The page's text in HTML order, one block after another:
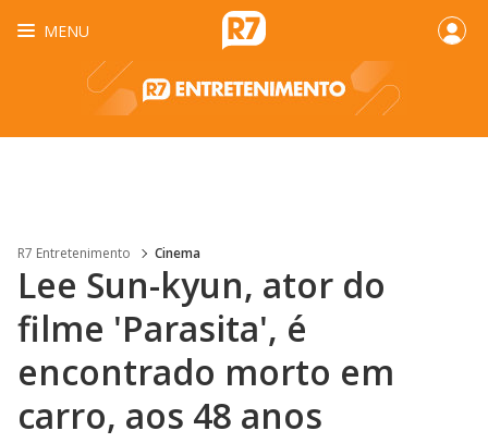
MENU
R7 Entretenimento Cinema
Lee Sun-kyun, ator do
filme 'Parasita', é
encontrado morto em
carro, aos 48 anos